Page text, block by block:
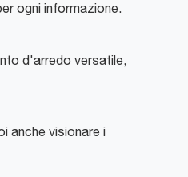
ogni informazione.
d'arredo versatile,
anche visionare i